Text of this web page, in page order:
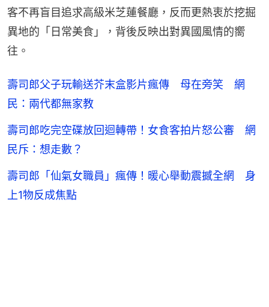
客不再盲目追求高級米芝蓮餐廳，反而更熱衷於挖掘
異地的「日常美食」，背後反映出對異國風情的嚮
往。
壽司郎父子玩輸送芥末盒影片瘋傳 母在旁笑 網
民：兩代都無家教
壽司郎吃完空碟放回迴轉帶！女食客拍片怒公審 網
民斥：想走數？
壽司郎「仙氣女職員」瘋傳！暖心舉動震撼全網 身
上1物反成焦點